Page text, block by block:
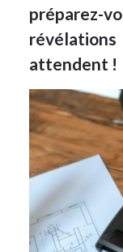
préparez-
attendent !